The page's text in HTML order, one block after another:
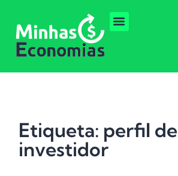
Etiqueta: perfil de
investidor